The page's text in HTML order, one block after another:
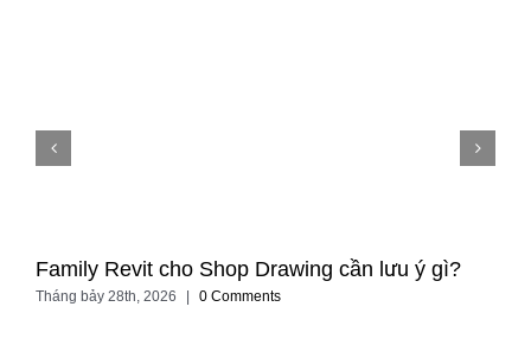
Family Revit cho Shop Drawing cần lưu ý gì?
Tháng bảy 28th, 2026 0 Comments